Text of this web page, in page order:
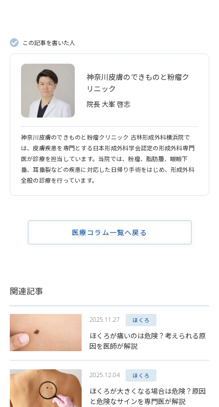
この記事を書いた人
神奈川皮膚のできものと粉瘤ク
リニック
院長 大峯 啓志
神奈川皮膚のできものと粉瘤クリニック 古林形成外科横浜院で
は、皮膚疾患を専門とする日本形成外科学会認定の形成外科専門
医が診療を担当しています。当院では、粉瘤、脂肪腫、眼瞼下
垂、耳垂裂などの疾患に対応した日帰り手術をはじめ、形成外科
全般の診療を行っています。
医療コラム一覧へ戻る
関連記事
2025.11.27 ほくろ
ほくろが痛いのは危険？考えられる原
因を医師が解説
2025.12.04 ほくろ
ほくろが大きくなる場合は危険？原因
と危険なサインを専門医が解説